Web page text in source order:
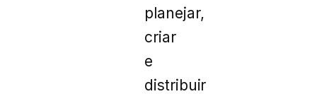
planejar,
criar
e
distribuir